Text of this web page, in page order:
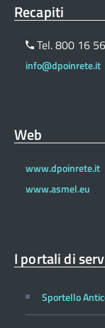
Recapiti
Tel. 800 16
info@dpoinrete.it
Web
www.dpoinrete.it
www.asmel.eu
I portali di
Sportello